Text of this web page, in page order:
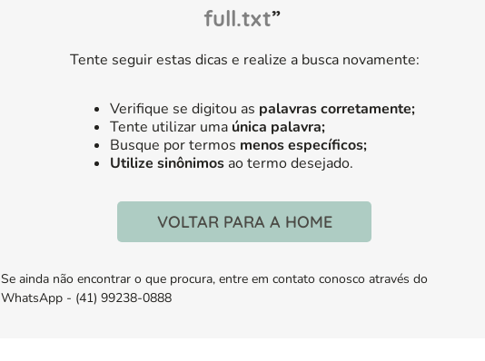
full.txt”
Tente seguir estas dicas e realize a busca novamente:
Verifique se digitou as palavras corretamente;
Tente utilizar uma única palavra;
Busque por termos menos específicos;
Utilize sinônimos ao termo desejado.
VOLTAR PARA A HOME
Se ainda não encontrar o que procura, entre em contato conosco através do
WhatsApp - (41) 99238-0888